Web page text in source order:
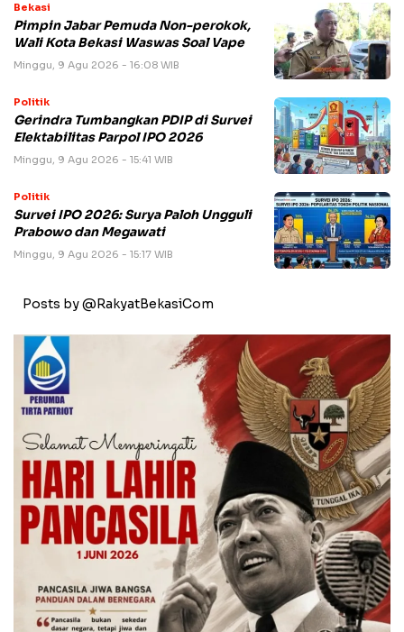
Bekasi
Pimpin Jabar Pemuda Non-perokok,
Wali Kota Bekasi Waswas Soal Vape
Minggu, 9 Agu 2026 - 16:08 WIB
Politik
Gerindra Tumbangkan PDIP di Survei
Elektabilitas Parpol IPO 2026
Minggu, 9 Agu 2026 - 15:41 WIB
Politik
Survei IPO 2026: Surya Paloh Ungguli
Prabowo dan Megawati
Minggu, 9 Agu 2026 - 15:17 WIB
Posts by @RakyatBekasiCom